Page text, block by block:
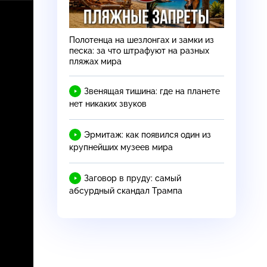
Полотенца на шезлонгах и замки из
песка: за что штрафуют на разных
пляжах мира
Звенящая тишина: где на планете
нет никаких звуков
Эрмитаж: как появился один из
крупнейших музеев мира
Заговор в пруду: самый
абсурдный скандал Трампа